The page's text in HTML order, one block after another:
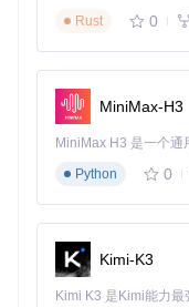
Rust
0
MiniMax-H3
Python
0
Kimi-K3